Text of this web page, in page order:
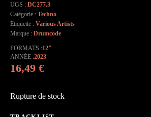
UGS : DC277.3
Catégorie : Techno
Étiquette : Various Artists
Marque : Drumcode
FORMATS 12"
ANNÉE 2023
16,49 €
Rupture de stock